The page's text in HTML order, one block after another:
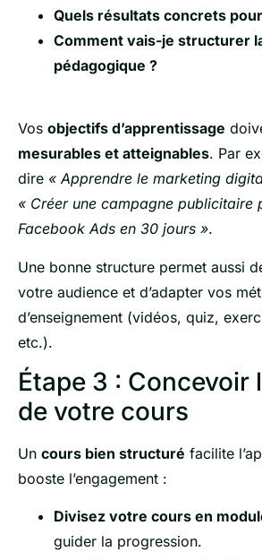
Quels résultats concrets
Comment vais-je structurer
pédagogique ?
Vos objectifs d’apprentissage
mesurables et atteignables. Par
dire « Apprendre le marketing
« Créer une campagne publicitaire
Facebook Ads en 30 jours ».
Une bonne structure permet aussi
votre audience et d’adapter vos
d’enseignement (vidéos, quiz,
etc.).
Étape 3 : Concevoir
de votre cours
Un cours bien structuré facilite
booste l’engagement :
Divisez votre cours en
guider la progression.